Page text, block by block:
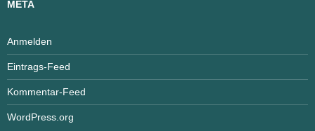
META
Anmelden
Eintrags-Feed
Kommentar-Feed
WordPress.org